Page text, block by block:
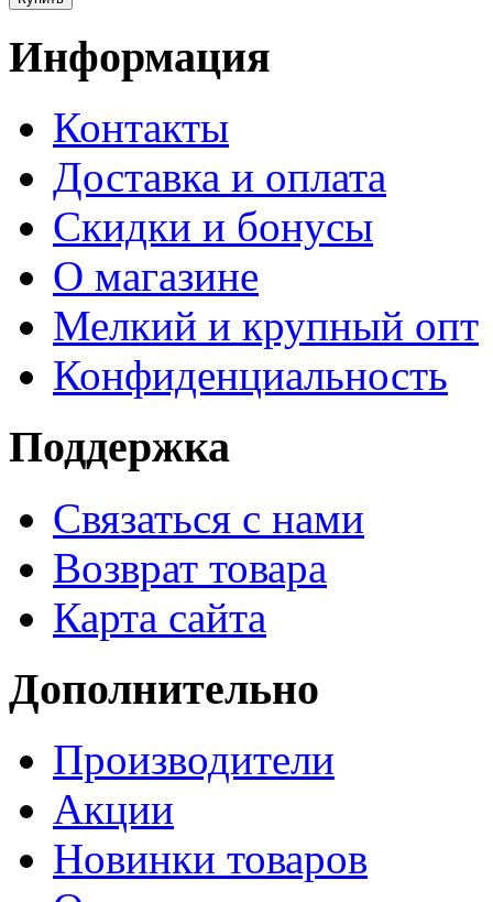
Информация
Контакты
Доставка и оплата
Скидки и бонусы
О магазине
Мелкий и крупный опт
Конфиденциальность
Поддержка
Связаться с нами
Возврат товара
Карта сайта
Дополнительно
Производители
Акции
Новинки товаров